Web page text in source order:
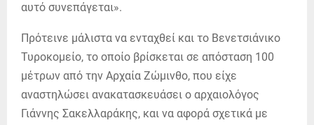
αυτό συνεπάγεται».
Πρότεινε μάλιστα να ενταχθεί και το Βενετσιάνικο
Τυροκομείο, το οποίο βρίσκεται σε απόσταση 100
μέτρων από την Αρχαία Ζώμινθο, που είχε
αναστηλώσει ανακατασκευάσει ο αρχαιολόγος
Γιάννης Σακελλαράκης, και να αφορά σχετικά με